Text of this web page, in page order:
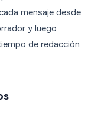
mensaje desde
y luego
de redacción